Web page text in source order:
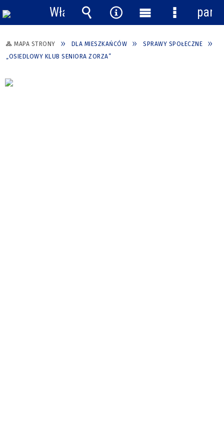
MAPA STRONY DLA MIESZKAŃCÓW
SPRAWY SPOŁECZNE
„OSIEDLOWY KLUB SENIORA ZORZA”
Włącz
powiadomienia
Wyszukiwarka
Narzędzia
Menu
główne
Menu
panel